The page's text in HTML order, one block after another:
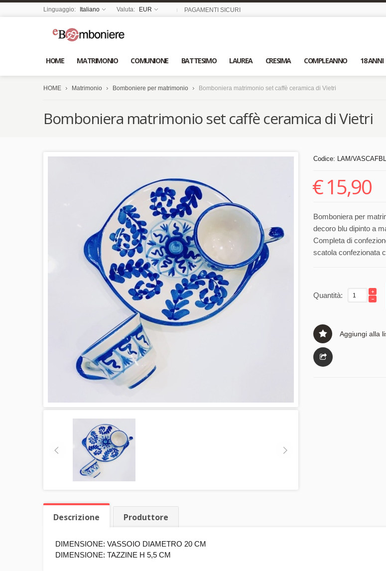
Linguaggio: Italiano Valuta: EUR PAGAMENTI SICURI
HOME MATRIMONIO COMUNIONE BATTESIMO LAUREA CRESIMA COMPLEANNO 18 ANNI
HOME Matrimonio Bomboniere per matrimonio Bomboniera matrimonio set caffè ceramica di Vietri
Bomboniera matrimonio set caffè ceramica di Vietri
Codice: LAM/
€15,90
Bomboniera per
decoro blu dipinto a
Completa di
scatola confezionata
Quantità:
Aggiungi alla
Descrizione Produttore
DIMENSIONE: VASSOIO DIAMETRO 20 CM
DIMENSIONE: TAZZINE H 5,5 CM